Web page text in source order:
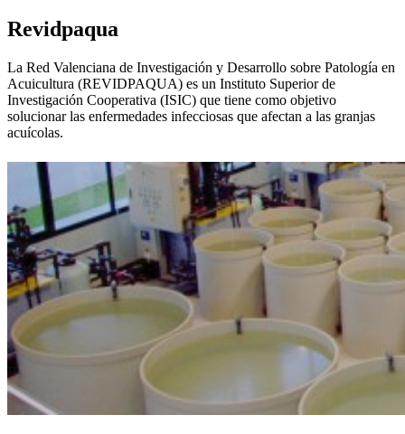
Revidpaqua
La Red Valenciana de Investigación y Desarrollo sobre Patología en
Acuicultura (REVIDPAQUA) es un Instituto Superior de
Investigación Cooperativa (ISIC) que tiene como objetivo
solucionar las enfermedades infecciosas que afectan a las granjas
acuícolas.